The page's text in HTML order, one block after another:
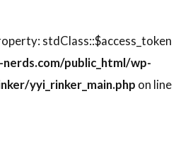
stdClass::$access_token
public_html/wp-
yyi_rinker_main.php on line